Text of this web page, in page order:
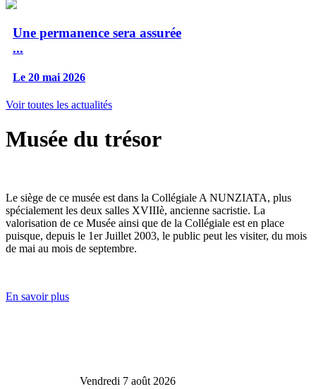
Une permanence sera assurée
...
Le 20 mai 2026
Voir toutes les actualités
Musée du trésor
Le siège de ce musée est dans la Collégiale A NUNZIATA, plus
spécialement les deux salles XVIIIè, ancienne sacristie. La
valorisation de ce Musée ainsi que de la Collégiale est en place
puisque, depuis le 1er Juillet 2003, le public peut les visiter, du mois
de mai au mois de septembre.
En savoir plus
Vendredi 7 août 2026